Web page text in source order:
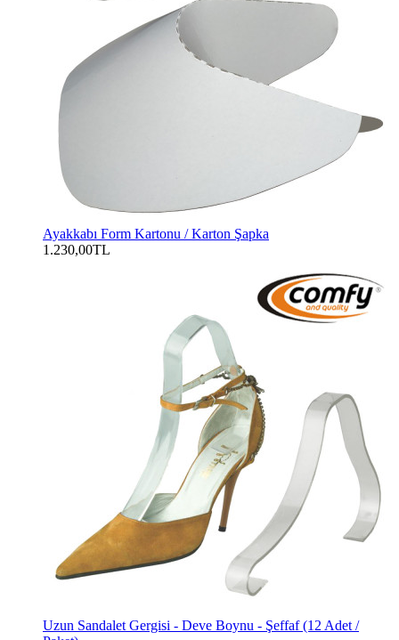
Ayakkabı Form Kartonu / Karton Şapka
1.230,00TL
Uzun Sandalet Gergisi - Deve Boynu - Şeffaf (12 Adet /